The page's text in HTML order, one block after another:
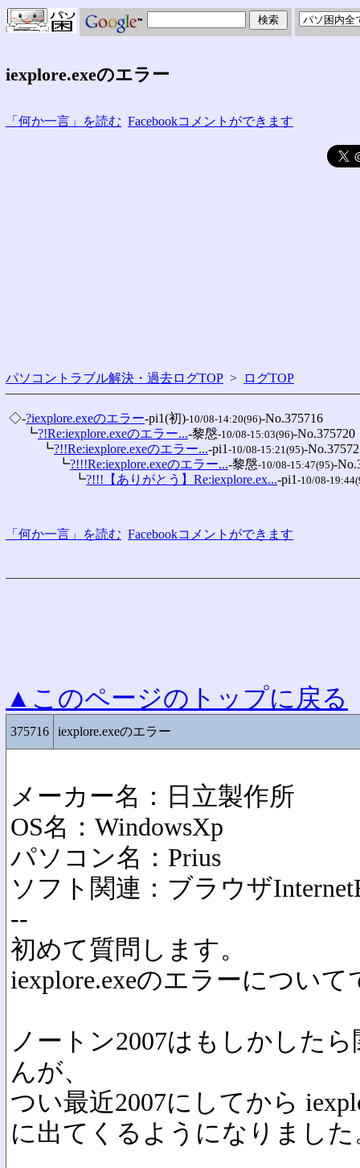
iexplore.exeのエラー
「何か一言」を読む Facebookコメントができます
パソコントラブル解決・過去ログTOP > ログTOP
◇-?iexplore.exeのエラー-pi1(初)-10/08-14:20(96)-No.375716
┗?!Re:iexplore.exeのエラー...-黎慇-10/08-15:03(96)-No.375720
┗?!!Re:iexplore.exeのエラー...-pi1 -10/08-15:21(95)-
┗?!!!Re:iexplore.exeのエラー...-黎慇-10/08-15:47(95)-
┗?!!!【ありがとう】Re:iexplore.ex...-pi1 -10/08-
「何か一言」を読む Facebookコメントができます
▲このページのトップに戻る
375716 iexplore.exeのエラー
メーカー名：日立製作所
OS名：WindowsXp
パソコン名：Prius
ソフト関連：ブラウザ
--
初めて質問します。
iexplore.exeのエラーについて
ノートン2007はもしかした
んが、
つい最近2007にしてから
に出てくるようになりました